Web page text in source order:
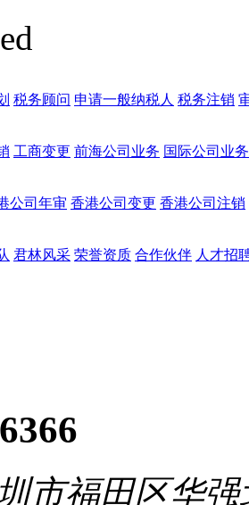
税务顾问 申请一般纳税人 税务注销
工商变更 前海公司业务 国际公司业务
公司年审 香港公司变更 香港公司注销
君林风采 荣誉资质 合作伙伴 人才招
市福田区华